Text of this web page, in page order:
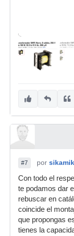
#7 por
Con todo el
te podamos dar
rebuscar en
coincide el
que propongas
tienes la